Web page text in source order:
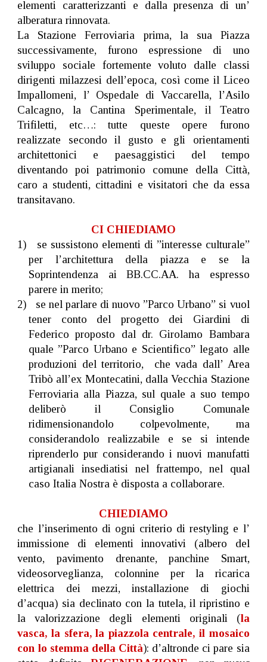
elementi caratterizzanti e dalla presenza di un’
alberatura rinnovata.
La Stazione Ferroviaria prima, la sua Piazza
successivamente, furono espressione di uno
sviluppo sociale fortemente voluto dalle classi
dirigenti milazzesi dell’epoca, così come il Liceo
Impallomeni, l’ Ospedale di Vaccarella, l’Asilo
Calcagno, la Cantina Sperimentale, il Teatro
Trifiletti, etc…: tutte queste opere furono
realizzate secondo il gusto e gli orientamenti
architettonici e paesaggistici del tempo
diventando poi patrimonio comune della Città,
caro a studenti, cittadini e visitatori che da essa
transitavano.
CI CHIEDIAMO
1) se sussistono elementi di ”interesse culturale”
per l’architettura della piazza e se la
Soprintendenza ai BB.CC.AA. ha espresso
parere in merito;
2) se nel parlare di nuovo ”Parco Urbano” si vuol
tener conto del progetto dei Giardini di
Federico proposto dal dr. Girolamo Bambara
quale ”Parco Urbano e Scientifico” legato alle
produzioni del territorio, che vada dall’ Area
Tribò all’ex Montecatini, dalla Vecchia Stazione
Ferroviaria alla Piazza, sul quale a suo tempo
deliberò il Consiglio Comunale
ridimensionandolo colpevolmente, ma
considerandolo realizzabile e se si intende
riprenderlo pur considerando i nuovi manufatti
artigianali insediatisi nel frattempo, nel qual
caso Italia Nostra è disposta a collaborare.
CHIEDIAMO
che l’inserimento di ogni criterio di restyling e l’
immissione di elementi innovativi (albero del
vento, pavimento drenante, panchine Smart,
videosorveglianza, colonnine per la ricarica
elettrica dei mezzi, installazione di giochi
d’acqua) sia declinato con la tutela, il ripristino e
la valorizzazione degli elementi originali (la
vasca, la sfera, la piazzola centrale, il mosaico
con lo stemma della Città): d’altronde ci pare sia